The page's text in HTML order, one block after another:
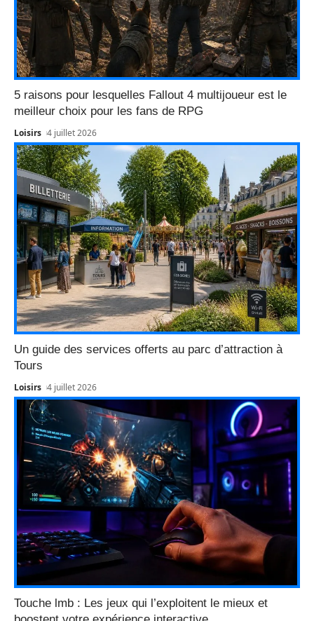
5 raisons pour lesquelles Fallout 4 multijoueur est le
meilleur choix pour les fans de RPG
Loisirs 4 juillet 2026
Un guide des services offerts au parc d’attraction à
Tours
Loisirs 4 juillet 2026
Touche lmb : Les jeux qui l’exploitent le mieux et